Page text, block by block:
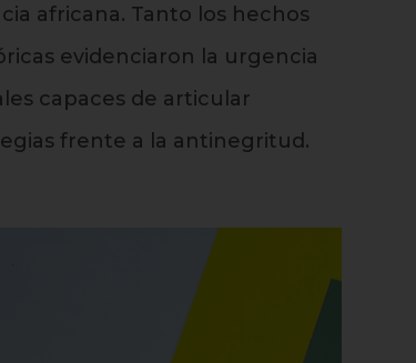
africana. Tanto los hechos
evidenciaron la urgencia
capaces de articular
frente a la antinegritud.